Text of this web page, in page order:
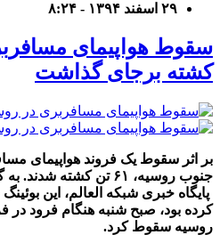
۲۹ اسفند ۱۳۹۴ - ۸:۲۴
کشته برجای گذاشت
بر اثر سقوط یک فروند هواپیمای
جنوب روسیه، ۶۱ تن
کرده بود، صبح شنبه هنگام فرود
روسیه سقوط کرد.